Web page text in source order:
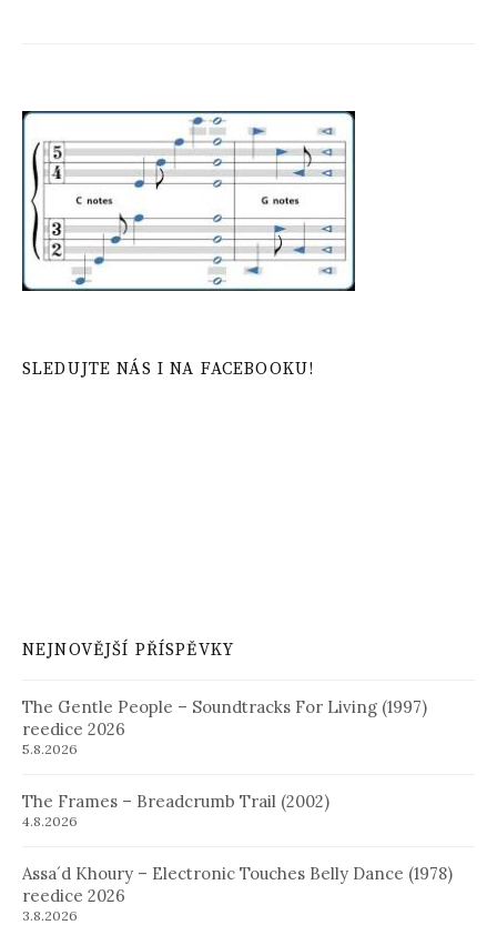
SLEDUJTE NÁS I NA FACEBOOKU!
NEJNOVĚJŠÍ PŘÍSPĚVKY
The Gentle People – Soundtracks For Living (1997)
reedice 2026
5.8.2026
The Frames – Breadcrumb Trail (2002)
4.8.2026
Assa´d Khoury – Electronic Touches Belly Dance (1978)
reedice 2026
3.8.2026